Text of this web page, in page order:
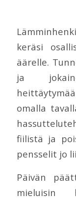
keräsi
äärelle.
ja
omalla
fiilistä ja
pensselit jo
Päivän
mieluisin